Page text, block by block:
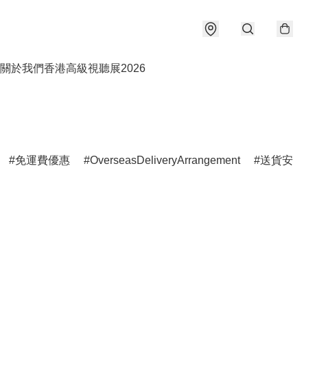
關於我們香港高級視聽展2026
免運費優惠 OverseasDeliveryArrangement 送貨安排